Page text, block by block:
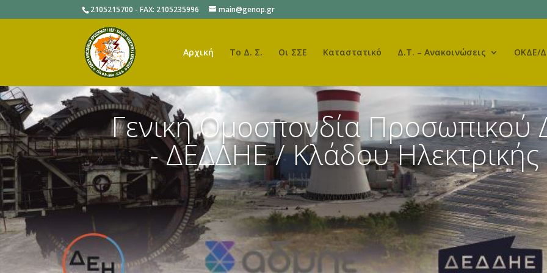
2105215700 - FAX: 2105235996 main@genop.gr
Αρχική Το Δ. Σ. Οι ΣΣΕ Καταστατικό Δ.Τ. – Ανακοινώσεις ΟΚΔΕ/
Γενική Ομοσπονδία
- ΔΕΔΔΗΕ / Κλάδου Ηλεκτρικής